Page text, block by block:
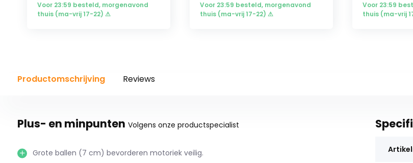
Voor 23:59 besteld, morgenavond
thuis (ma-vrij 17-22) ⚠
Voor 23:59 besteld, morgenavond
thuis (ma-vrij 17-22) ⚠
Voor 23:59
thuis (ma-vrij
Productomschrijving Reviews
Plus- en minpunten Volgens onze productspecialist
Grote ballen (7 cm) bevorderen motoriek veilig.